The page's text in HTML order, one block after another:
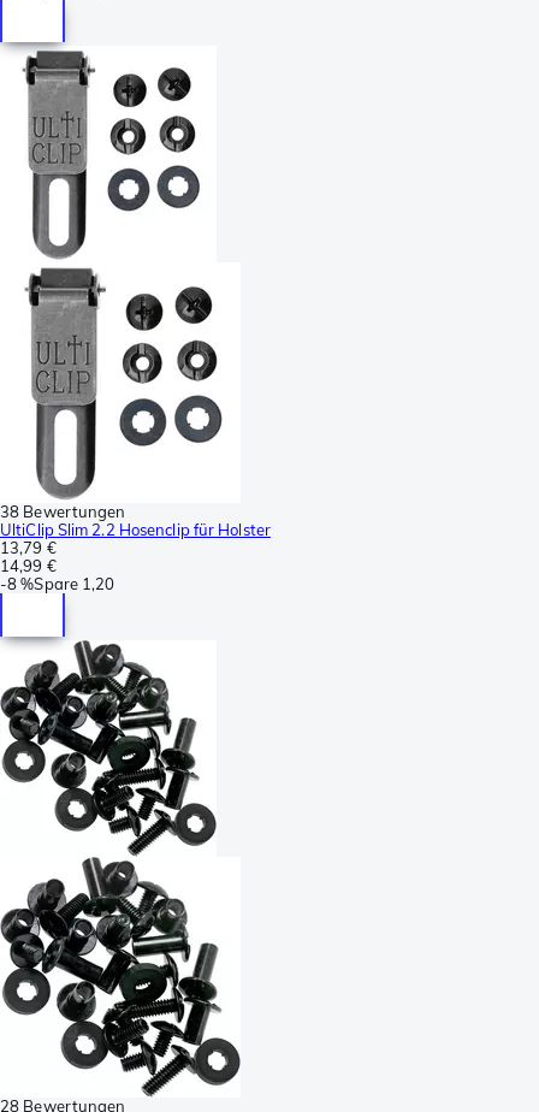
38 Bewertungen
UltiClip Slim 2.2 Hosenclip für Holster
13,79 €
14,99 €
-8 %Spare 1,20
28 Bewertungen